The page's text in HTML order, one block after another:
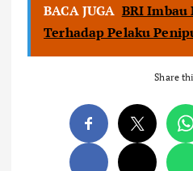
BACA JUGA BRI Imbau
Terhadap Pelaku
Share